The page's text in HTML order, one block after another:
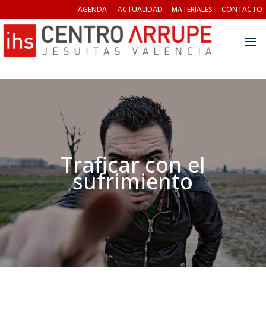
AGENDA ACTUALIDAD MATERIALES CONTACTO
Traficar con el
sufrimiento